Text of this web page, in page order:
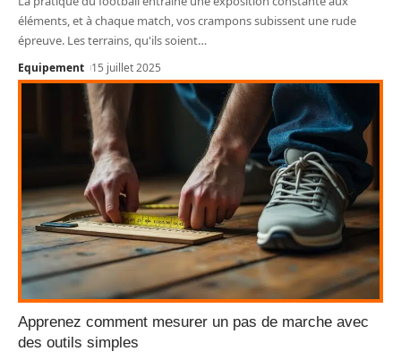
éléments, et à chaque match, vos crampons subissent une rude
épreuve. Les terrains, qu'ils soient…
Equipement 15 juillet 2025
Apprenez comment mesurer un pas de marche avec
des outils simples